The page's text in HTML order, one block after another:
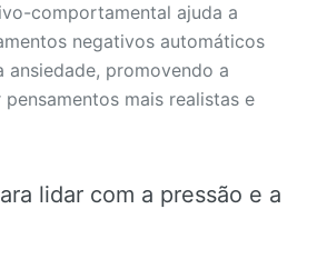
comportamental ajuda a
negativos automáticos
ansiedade, promovendo a
mais realistas e
lidar com a pressão e a